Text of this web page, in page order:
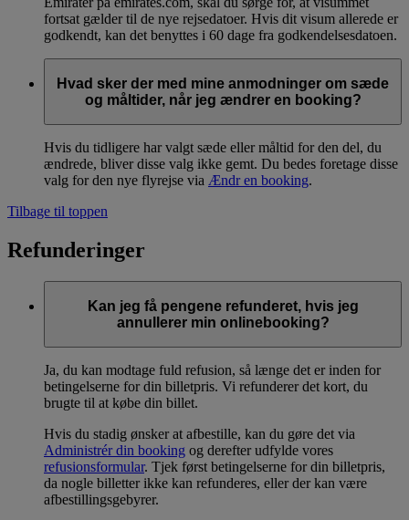
fortsat gælder til de nye rejsedatoer. Hvis dit visum allerede er
godkendt, kan det benyttes i 60 dage fra godkendelsesdatoen.
Hvad sker der med mine anmodninger om sæde
og måltider, når jeg ændrer en booking?
Hvis du tidligere har valgt sæde eller måltid for den del, du
ændrede, bliver disse valg ikke gemt. Du bedes foretage disse
valg for den nye flyrejse via Ændr en booking.
Tilbage til toppen
Refunderinger
Kan jeg få pengene refunderet, hvis jeg
annullerer min onlinebooking?
Ja, du kan modtage fuld refusion, så længe det er inden for
betingelserne for din billetpris. Vi refunderer det kort, du
brugte til at købe din billet.
Hvis du stadig ønsker at afbestille, kan du gøre det via
Administrér din booking og derefter udfylde vores
refusionsformular. Tjek først betingelserne for din billetpris,
da nogle billetter ikke kan refunderes, eller der kan være
afbestillingsgebyrer.